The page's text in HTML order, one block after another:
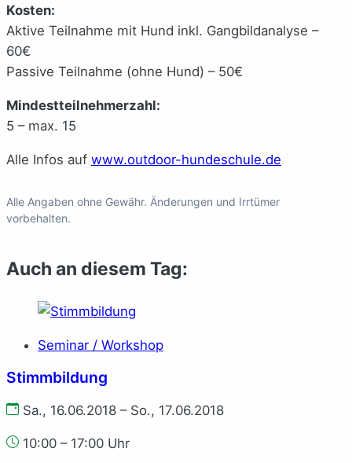
Kosten:
Aktive Teilnahme mit Hund inkl. Gangbildanalyse –
60€
Passive Teilnahme (ohne Hund) – 50€
Mindestteilnehmerzahl:
5 – max. 15
Alle Infos auf www.outdoor-hundeschule.de
Alle Angaben ohne Gewähr. Änderungen und Irrtümer
vorbehalten.
Auch an diesem Tag:
Seminar / Workshop
Stimmbildung
Sa., 16.06.2018 – So., 17.06.2018
10:00 – 17:00 Uhr